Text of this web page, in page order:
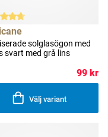
solglasögon med
svart med grå lins
99 kr
Välj variant